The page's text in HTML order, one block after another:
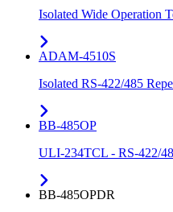
Isolated Wide Operation
ADAM-4510S
Isolated RS-422/485
BB-485OP
ULI-234TCL - RS-422/
BB-485OPDR